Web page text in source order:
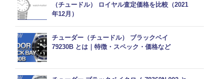
（チュードル） ロイヤル査定価格を比較（2021
年12月）
チューダー（チュードル） ブラックベイ
79230B とは｜特徴・スペック・価格など